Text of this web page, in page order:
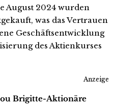
August 2024 wurden
was das Vertrauen
Geschäftsentwicklung
des Aktienkurses
Anzeige
Brigitte-Aktionäre